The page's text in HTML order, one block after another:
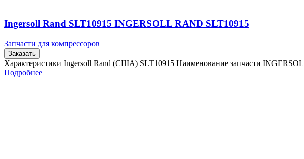
Ingersoll Rand SLT10915 INGERSOLL RAND SLT10915
Запчасти для компрессоров
Заказать
Характеристики Ingersoll Rand (США) SLT10915 Наименование запчасти
Подробнее